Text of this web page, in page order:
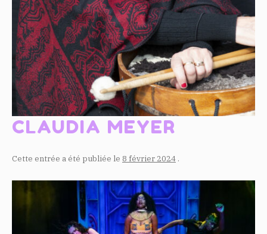
CLAUDIA MEYER
Cette entrée a été publiée le 8 février 2024 .